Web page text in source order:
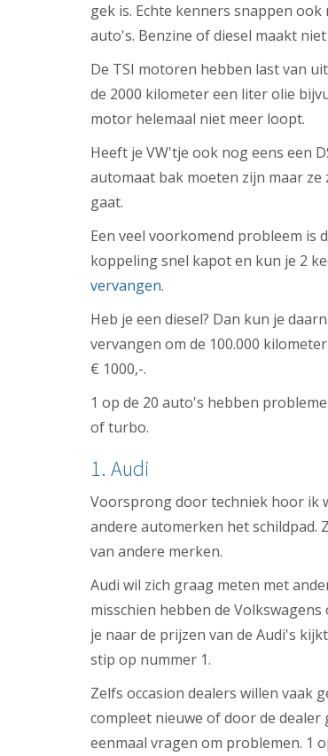
gek is. Echte kenners snappen
auto's. Benzine of diesel maakt
De TSI motoren hebben last van
de 2000 kilometer een liter olie
motor helemaal niet meer loopt.
Heeft je VW'tje ook nog eens een
automaat bak moeten zijn maar
gaat.
Een veel voorkomend probleem is
koppeling snel kapot en kun je 2
vervangen.
Heb je een diesel? Dan kun je
vervangen om de 100.000
€ 1000,-.
1 op de 20 auto's hebben
of turbo.
1. Audi
Voorsprong door techniek hoor ik
andere automerken het schildpad.
van andere merken.
Audi wil zich graag meten met
misschien hebben de
je naar de prijzen van de Audi's
stip op nummer 1.
Zelfs occasion dealers willen vaak
compleet nieuwe of door de
eenmaal vragen om problemen. 1